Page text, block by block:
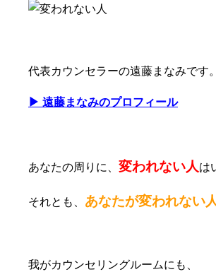
代表カウンセラーの遠藤まなみです。
▶ 遠藤まなみのプロフィール
あなたの周りに、 変われない人は
それとも、 あなたが変われない
我がカウンセリングルームにも、